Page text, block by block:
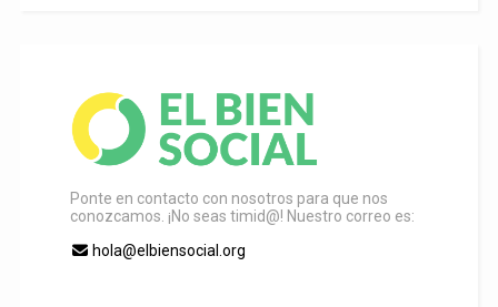
Ponte en contacto con nosotros para que nos
conozcamos. ¡No seas timid@! Nuestro correo es:
hola@elbiensocial.org